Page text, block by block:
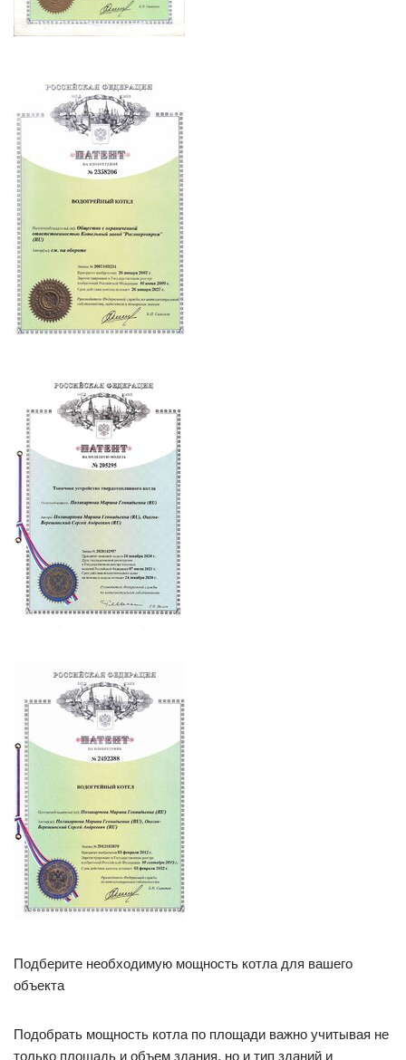
Подберите необходимую мощность котла для вашего
объекта
Подобрать мощность котла по площади важно учитывая не
только площадь и объем здания, но и тип зданий и